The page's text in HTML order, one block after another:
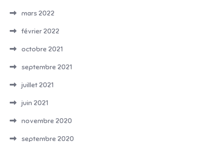
mars 2022
février 2022
octobre 2021
septembre 2021
juillet 2021
juin 2021
novembre 2020
septembre 2020